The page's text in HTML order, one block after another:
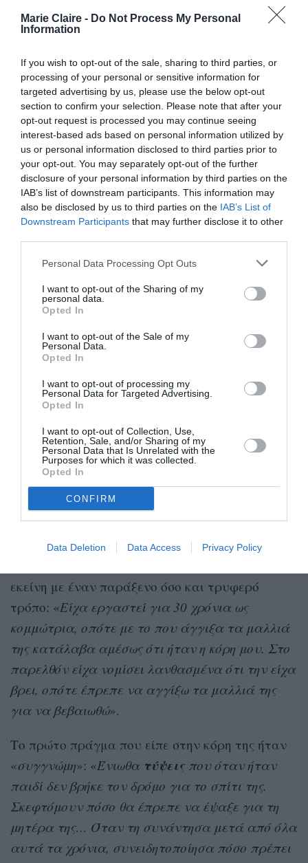
Marie Claire - Do Not Process My Personal
Information
If you wish to opt-out of the sale, sharing to third parties, or
processing of your personal or sensitive information for
targeted advertising by us, please use the below opt-out
section to confirm your selection. Please note that after your
opt-out request is processed you may continue seeing
interest-based ads based on personal information utilized by
us or personal information disclosed to third parties prior to
your opt-out. You may separately opt-out of the further
disclosure of your personal information by third parties on the
IAB’s list of downstream participants. This information may
also be disclosed by us to third parties on the IAB’s List of
Downstream Participants that may further disclose it to other
Personal Data Processing Opt Outs
I want to opt-out of the Sharing of my
personal data.
Opted In
I want to opt-out of the Sale of my
Personal Data.
Opted In
I want to opt-out of processing my
Personal Data for Targeted Advertising.
Opted In
I want to opt-out of Collection, Use,
Retention, Sale, and/or Sharing of my
Personal Data that Is Unrelated with the
Purposes for which it was collected.
Opted In
CONFIRM
Data Deletion Data Access Privacy Policy
Στη δεκαετία του ‘90, μετά από μια τηλεοπτική
ότι θα μπορούσε να είναι η Kyung-ha, η οποία
έφτασε σε σημείο να περάσει κάποιο χρονικό
διάστημα στο σπίτι τους, αλλά τελικά
παραδέχτηκε ότι δεν ήταν η κόρη τους.
Η πρώτη πραγματικήπρόοδοςσημειώθηκε το
2019όταν, μέσα από μια ομάδα που φέρνει σε
επαφή Κορεάτες που έχουν υιοθετηθεί στο
εξωτερικό με τους βιολογικούς γονείς τους,
διαπίστωσε ότι το γενετικό υλικό τους ταίριαζε
με εκείνο μιαςνοσηλεύτριαςπου ζούσε στην
Καλιφόρνια, της Laurie Bender.
σημειώθηκε το 2019 όταν, μέσα από μια
ομάδα που φέρνει σε επαφή Κορεάτες
που έχουν υιοθετηθεί στο εξωτερικό με
διαπίστωσε ότι το γενετικό υλικό τους
ταίριαζε με εκείνο μιας νοσηλεύτριας
που ζούσε στην Καλιφόρνια, της Laurie
Η δακρύβρεχτη επανασύνδεση έγινε τελικά στο
αεροδρόμιοτηςΣεούλ, όπου προσγειώθηκε η
Bender για να συναντήσει ξανά τη βιολογική
εκείνη με έναν παράξενο όσο και τρυφερό
τρόπο: «Είχα εργαστεί για 30 χρόνια ως
κομμώτρια, οπότε με το που άγγιξα τα μαλλιά
της κατάλαβα αμέσως ότι ήταν η κόρη μου. Στο
παρελθόν είχα νομίσει λανθασμένα ότι την είχα
βρει, οπότε έπρεπε να αγγίξω τα μαλλιά της
για να βεβαιωθώ».
Το πρώτο πράγμα που είπε στην κόρη της ήταν
«συγγνώμη»: «Ένιωθα τύψειςπου όταν ήταν
παιδί δεν βρήκε τον δρόμο για το σπίτι της.
Σκεφτόμουν πόσο θα έπρεπε να έψαξε για τη
μητέρα της… Όταν τη συνάντησα μετά από όλα
αυτά τα χρόνια, συνειδητοποίησα πόσο πρέπει